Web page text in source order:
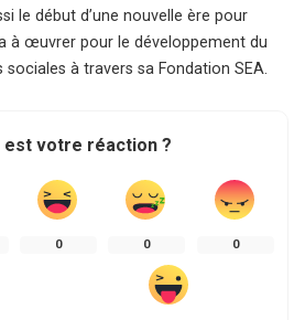
le début d’une nouvelle ère pour
à œuvrer pour le développement du
à travers sa Fondation SEA.
est votre réaction ?
0 0 0